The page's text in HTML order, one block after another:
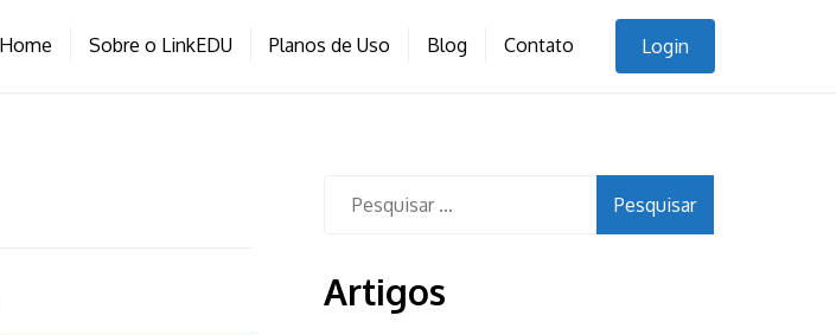
Home Sobre o LinkEDU Planos de Uso Blog Contato Login
por:
Artigos